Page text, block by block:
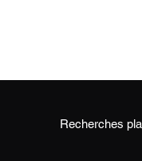
Recherches